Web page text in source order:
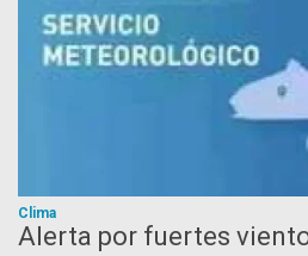
Clima
Alerta por fuertes